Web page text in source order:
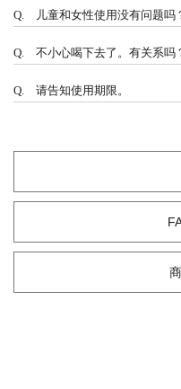
Q. 儿童和女性使用没有问题吗
Q. 不小心喝下去了。有关系吗
Q. 请告知使用期限。